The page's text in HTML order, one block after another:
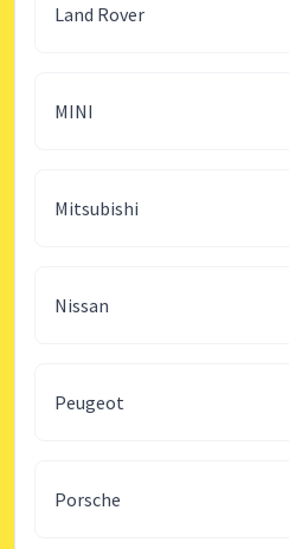
Land Rover
MINI
Mitsubishi
Nissan
Peugeot
Porsche